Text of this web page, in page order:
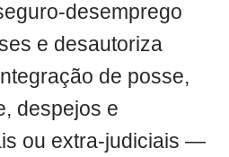
desemprego
e desautoriza
de posse,
despejos e
ou extra-judiciais —